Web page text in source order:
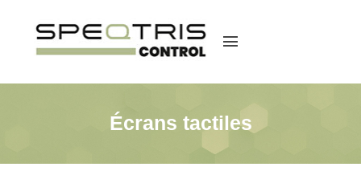
menu
Écrans tactiles